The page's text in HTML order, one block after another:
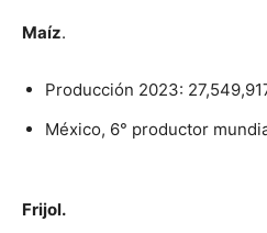
Maíz.
Producción 2023:
México, 6° productor
Frijol.